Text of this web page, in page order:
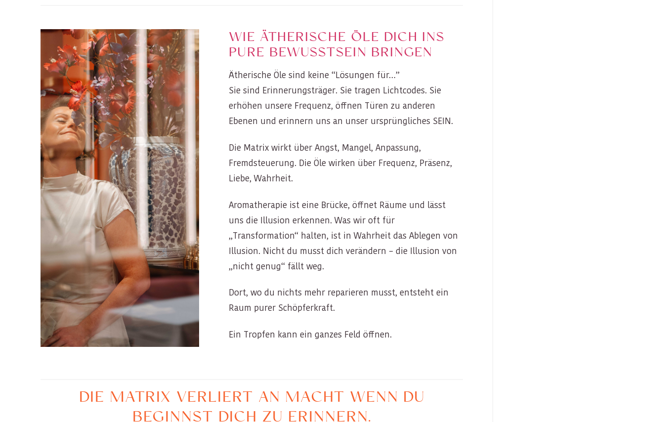
WIE ÄTHERISCHE ÖLE DICH INS
PURE BEWUSSTSEIN BRINGEN
Ätherische Öle sind keine “Lösungen für…”
Sie sind Erinnerungsträger. Sie tragen Lichtcodes. Sie
erhöhen unsere Frequenz, öffnen Türen zu anderen
Ebenen und erinnern uns an unser ursprüngliches SEIN.
Die Matrix wirkt über Angst, Mangel, Anpassung,
Fremdsteuerung. Die Öle wirken über Frequenz, Präsenz,
Liebe, Wahrheit.
Aromatherapie ist eine Brücke, öffnet Räume und lässt
uns die Illusion erkennen. Was wir oft für
„Transformation“ halten, ist in Wahrheit das Ablegen von
Illusion. Nicht du musst dich verändern – die Illusion von
„nicht genug“ fällt weg.
Dort, wo du nichts mehr reparieren musst, entsteht ein
Raum purer Schöpferkraft.
Ein Tropfen kann ein ganzes Feld öffnen.
DIE MATRIX VERLIERT AN MACHT WENN DU